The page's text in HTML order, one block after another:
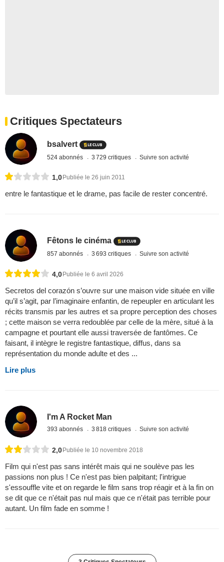
Critiques Spectateurs
bsalvert
524 abonnés 3 729 critiques Suivre son activité
1,0 Publiée le 26 juin 2011
entre le fantastique et le drame, pas facile de rester concentré.
Fêtons le cinéma
857 abonnés 3 693 critiques Suivre son activité
4,0Publiée le 6 avril 2026
Secretos del corazón s’ouvre sur une maison vide située en ville
qu’il s’agit, par l’imaginaire enfantin, de repeupler en articulant les
récits transmis par les autres et sa propre perception des choses
; cette maison se verra redoublée par celle de la mère, situé à la
campagne et pourtant elle aussi traversée de fantômes. Ce
faisant, il intègre le registre fantastique, diffus, dans sa
représentation du monde adulte et des ...
Lire plus
I'm A Rocket Man
393 abonnés 3 818 critiques Suivre son activité
2,0Publiée le 10 novembre 2018
Film qui n'est pas sans intérêt mais qui ne soulève pas les
passions non plus ! Ce n'est pas bien palpitant; l'intrigue
s'essouffle vite et on regarde le film sans trop réagir et à la fin on
se dit que ce n'était pas nul mais que ce n'était pas terrible pour
autant. Un film fade en somme !